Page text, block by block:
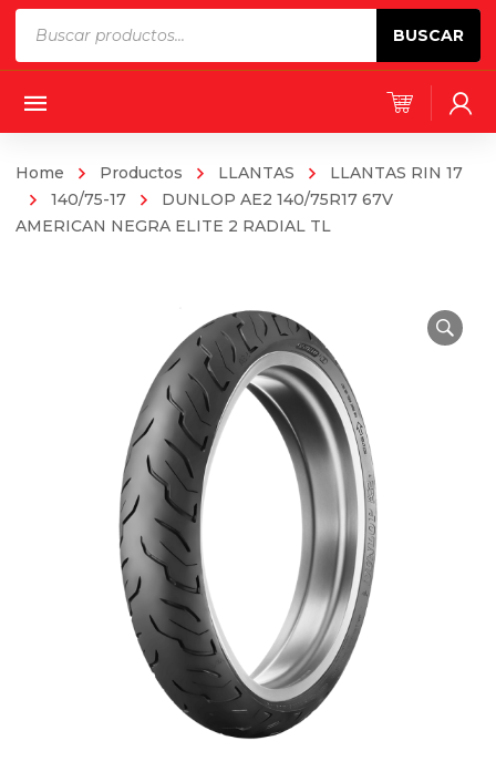
BUSCAR
Home Productos LLANTAS
LLANTAS RIN 17
140/75-17
DUNLOP AE2 140/75R17 67V
AMERICAN NEGRA ELITE 2 RADIAL TL